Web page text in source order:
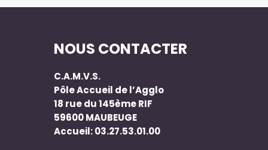
NOUS CONTACTER
C.A.M.V.S.
Pôle Accueil de l’Agglo
18 rue du 145ème RIF
59600 MAUBEUGE
Accueil: 03.27.53.01.00